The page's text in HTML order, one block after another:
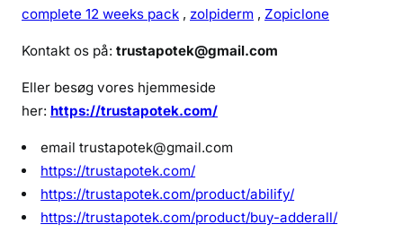
complete 12 weeks pack , zolpiderm , Zopiclone
Kontakt os på: trustapotek@gmail.com
Eller besøg vores hjemmeside
her: https://trustapotek.com/
email trustapotek@gmail.com
https://trustapotek.com/
https://trustapotek.com/product/abilify/
https://trustapotek.com/product/buy-adderall/